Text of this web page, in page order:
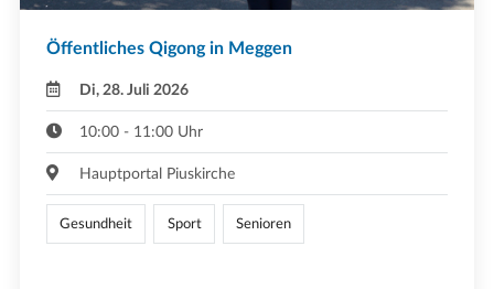
Öffentliches Qigong in Meggen
Di, 28. Juli 2026
10:00 - 11:00 Uhr
Hauptportal Piuskirche
Gesundheit Sport Senioren